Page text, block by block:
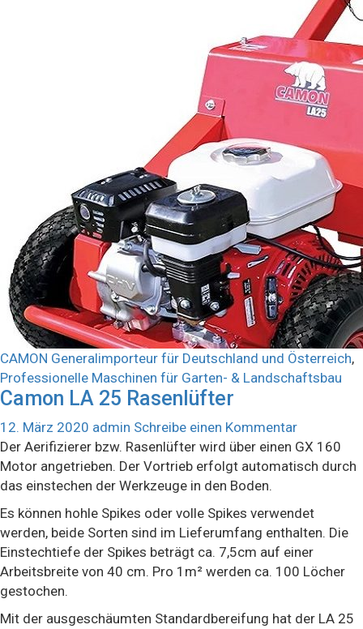
CAMON Generalimporteur für Deutschland und Österreich,
Professionelle Maschinen für Garten- & Landschaftsbau
Camon LA 25 Rasenlüfter
12. März 2020 admin Schreibe einen Kommentar
Der Aerifizierer bzw. Rasenlüfter wird über einen GX 160
Motor angetrieben. Der Vortrieb erfolgt automatisch durch
das einstechen der Werkzeuge in den Boden.
Es können hohle Spikes oder volle Spikes verwendet
werden, beide Sorten sind im Lieferumfang enthalten. Die
Einstechtiefe der Spikes beträgt ca. 7,5cm auf einer
Arbeitsbreite von 40 cm. Pro 1m² werden ca. 100 Löcher
gestochen.
Mit der ausgeschäumten Standardbereifung hat der LA 25